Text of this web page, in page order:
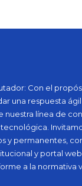
Con el
una respuesta
nuestra línea de
y permanentes,
y portal
a la normativa